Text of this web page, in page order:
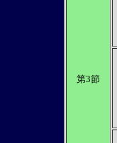
第3節